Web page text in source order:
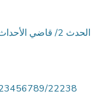
22238